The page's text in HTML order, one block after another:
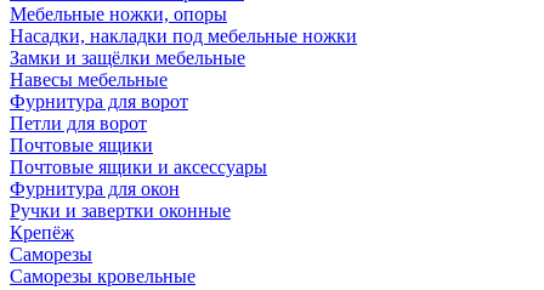
Мебельные ножки, опоры
Насадки, накладки под мебельные ножки
Замки и защёлки мебельные
Навесы мебельные
Фурнитура для ворот
Петли для ворот
Почтовые ящики
Почтовые ящики и аксессуары
Фурнитура для окон
Ручки и завертки оконные
Крепёж
Саморезы
Саморезы кровельные